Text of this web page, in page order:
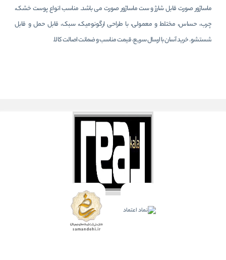
ماساژور صورت قابل شارژ و ست ماساژور صورت می‌ باشد. مناسب انواع پوست خشک،
چرب، حساس، مختلط و معمولی، با طراحی ارگونومیک، سبک، قابل حمل و قابل
شستشو. خرید آسان با ارسال سریع، قیمت مناسب و ضمانت اصالت کالا.